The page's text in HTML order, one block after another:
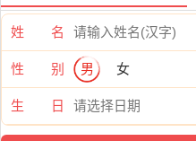
姓 名
性 别 男 女
生 日